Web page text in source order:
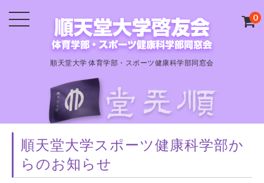
順天堂大学 体育学部・スポーツ健康科学部同窓会
0
順天堂大学スポーツ健康科学部か
らのお知らせ